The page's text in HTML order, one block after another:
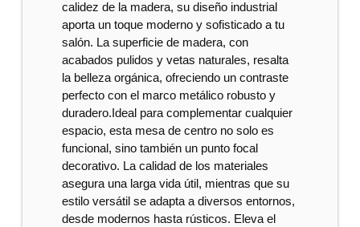
calidez de la madera, su diseño industrial
aporta un toque moderno y sofisticado a tu
salón. La superficie de madera, con
acabados pulidos y vetas naturales, resalta
la belleza orgánica, ofreciendo un contraste
perfecto con el marco metálico robusto y
duradero.Ideal para complementar cualquier
espacio, esta mesa de centro no solo es
funcional, sino también un punto focal
decorativo. La calidad de los materiales
asegura una larga vida útil, mientras que su
estilo versátil se adapta a diversos entornos,
desde modernos hasta rústicos. Eleva el